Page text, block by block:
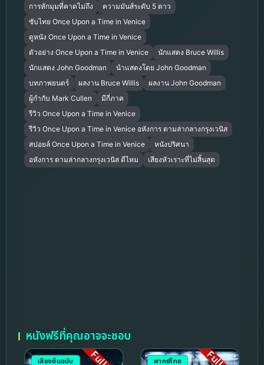
การหักมุมที่คาดไม่ถึง
ความมันส์ระดับ 5 ดาว
ซับไทย Once Upon a Time in Venice
ดูหนัง Once Upon a Time in Venice
ตัวอย่าง Once Upon a Time in Venice
นักแสดง Bruce Willis
นักแสดง John Goodman
นำแสดงโดย John Goodman
บทภาพยนตร์
ผลงาน Bruce Willis
ผลงาน John Goodman
ผู้กำกับ Mark Cullen
มีกี่ภาค
รีวิว Once Upon a Time in Venice
รีวิว Once Upon a Time in Venice อหังการ ตามล่ากลางกรุงเวนิส
สปอยล์ Once Upon a Time in Venice
หนังปริศนา
อหังการ ตามล่ากลางกรุงเวนิส ดีไหม
เสียงหัวเราะที่ไม่สิ้นสุด
หนังฟรีที่คุณอาจจะชอบ
เสียงต้นฉบับ พากย์ไทย